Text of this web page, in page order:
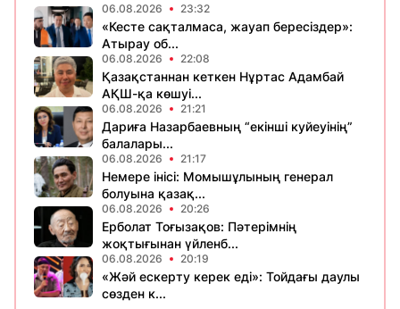
06.08.2026 23:32
«Кесте сақталмаса, жауап бересіздер»:
Атырау об...
06.08.2026 22:08
Қазақстаннан кеткен Нұртас Адамбай
АҚШ-қа көшуі...
06.08.2026 21:21
Дариға Назарбаевның “екінші куйеуінің”
балалары...
06.08.2026 21:17
Немере інісі: Момышұлының генерал
болуына қазақ...
06.08.2026 20:26
Ерболат Тоғызақов: Пәтерімнің
жоқтығынан үйленб...
06.08.2026 20:19
«Жәй ескерту керек еді»: Тойдағы даулы
сөзден к...